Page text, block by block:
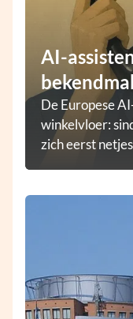
AI-
De Europese
winkelvloer:
zich eerst